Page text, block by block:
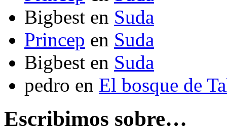
Bigbest en Suda
Princep en Suda
Bigbest en Suda
pedro en El bosque de
Escribimos sobre…